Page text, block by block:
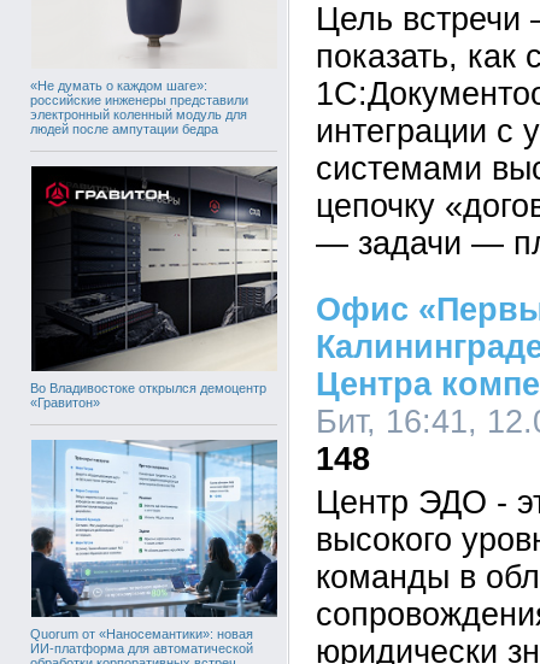
«Не думать о каждом шаге»:
российские инженеры представили
электронный коленный модуль для
людей после ампутации бедра
Во Владивостоке открылся демоцентр
«Гравитон»
Quorum от «Наносемантики»: новая
ИИ-платформа для автоматической
Цель встречи
показать,
интеграции с
системами
цепочку
— задачи —
Офис
Центра
Бит, 16:41,
148
Центр ЭДО -
высокого
команды в
юридически